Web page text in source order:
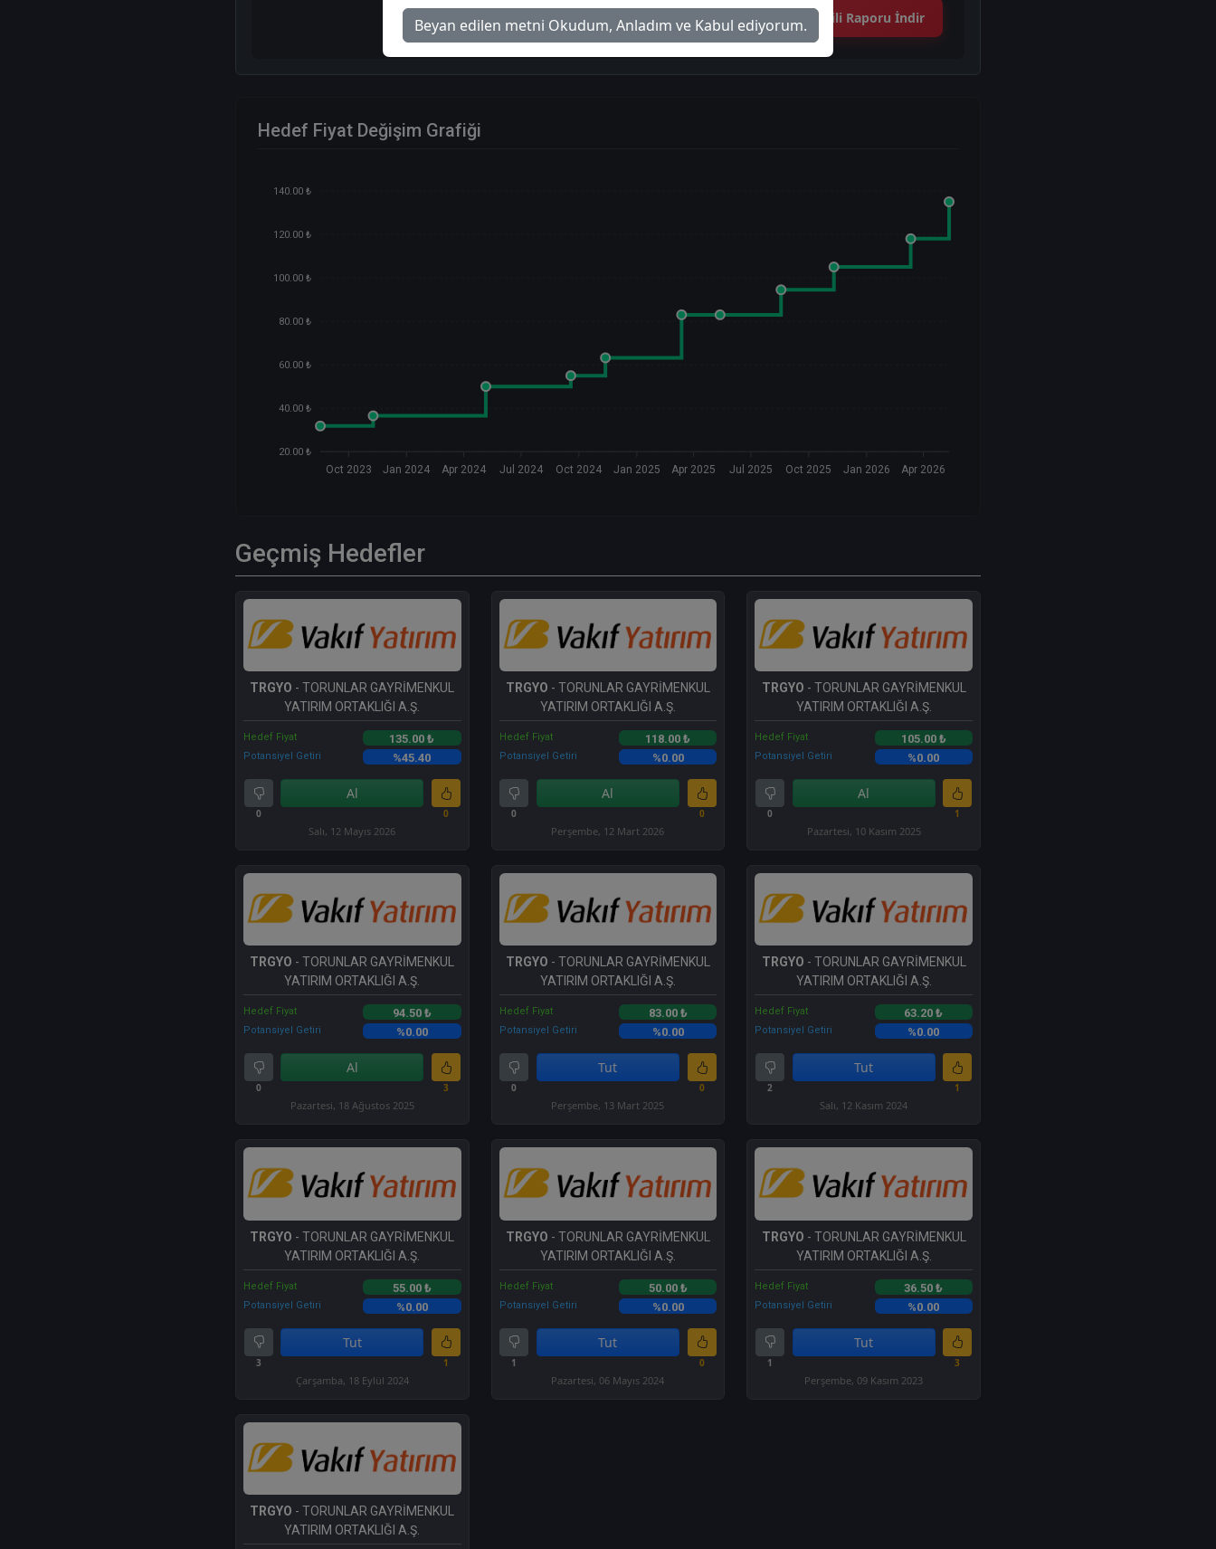
İlgili Raporu İndir
Hedef Fiyat Değişim Grafiği
140.00 ₺
120.00 ₺
100.00 ₺
80.00 ₺
60.00 ₺
40.00 ₺
20.00 ₺
Oct 2023 Jan 2024 Apr 2024 Jul 2024 Oct 2024 Jan 2025 Apr 2025 Jul 2025 Oct 2025 Jan 2026 Apr 2026
Geçmiş Hedefler
TRGYO - TORUNLAR GAYRİMENKUL
YATIRIM ORTAKLIĞI A.Ş.
Hedef Fiyat 135.00 ₺
Potansiyel Getiri %45.40
0
Al
0
Salı, 12 Mayıs 2026
TRGYO - TORUNLAR GAYRİMENKUL
YATIRIM ORTAKLIĞI A.Ş.
Hedef Fiyat 118.00 ₺
Potansiyel Getiri %0.00
0
Al
0
Perşembe, 12 Mart 2026
TRGYO - TORUNLAR GAYRİMENKUL
YATIRIM ORTAKLIĞI A.Ş.
Hedef Fiyat 105.00 ₺
Potansiyel Getiri %0.00
0
Al
1
Pazartesi, 10 Kasım 2025
TRGYO - TORUNLAR GAYRİMENKUL
YATIRIM ORTAKLIĞI A.Ş.
Hedef Fiyat 94.50 ₺
Potansiyel Getiri %0.00
0
Al
3
Pazartesi, 18 Ağustos 2025
TRGYO - TORUNLAR GAYRİMENKUL
YATIRIM ORTAKLIĞI A.Ş.
Hedef Fiyat 83.00 ₺
Potansiyel Getiri %0.00
0
Tut
0
Perşembe, 13 Mart 2025
TRGYO - TORUNLAR GAYRİMENKUL
YATIRIM ORTAKLIĞI A.Ş.
Hedef Fiyat 63.20 ₺
Potansiyel Getiri %0.00
2
Tut
1
Salı, 12 Kasım 2024
TRGYO - TORUNLAR GAYRİMENKUL
YATIRIM ORTAKLIĞI A.Ş.
Hedef Fiyat 55.00 ₺
Potansiyel Getiri %0.00
3
Tut
1
Çarşamba, 18 Eylül 2024
TRGYO - TORUNLAR GAYRİMENKUL
YATIRIM ORTAKLIĞI A.Ş.
Hedef Fiyat 50.00 ₺
Potansiyel Getiri %0.00
1
Tut
0
Pazartesi, 06 Mayıs 2024
TRGYO - TORUNLAR GAYRİMENKUL
YATIRIM ORTAKLIĞI A.Ş.
Hedef Fiyat 36.50 ₺
Potansiyel Getiri %0.00
1
Tut
3
Perşembe, 09 Kasım 2023
TRGYO - TORUNLAR GAYRİMENKUL
YATIRIM ORTAKLIĞI A.Ş.
Beyan edilen metni Okudum, Anladım ve Kabul ediyorum.